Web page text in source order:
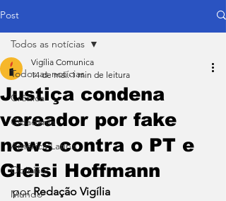
Post
Todos as notícias
Crônica
Cidadania
América Latina
Opinião
Mundo
Todos as notícias
Justiça condena
vereador por fake
news contra o PT e
Gleisi Hoffmann
Vigília Comunica
14 de mai. 1 min de leitura
por Redação Vigília